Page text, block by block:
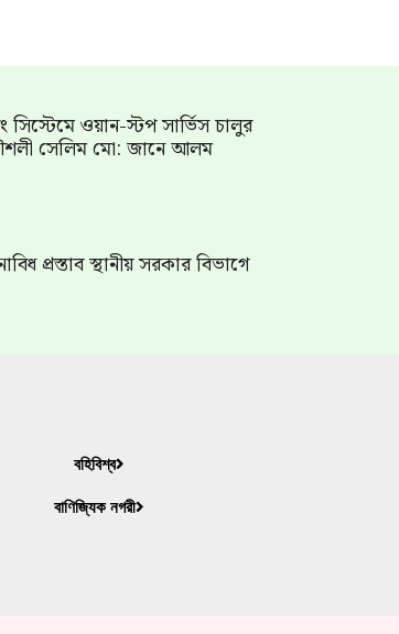
সিস্টেমে ওয়ান-স্টপ সার্ভিস চালুর
সেলিম মো: জানে আলম
প্রস্তাব স্থানীয় সরকার বিভাগে
বহিবিশ্ব
বাণিজ্যিক নগরী